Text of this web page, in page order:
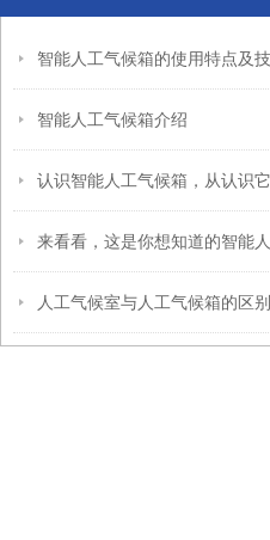
智能人工气候箱的使用特点及
智能人工气候箱介绍
人工气候室与人工气候箱的区别